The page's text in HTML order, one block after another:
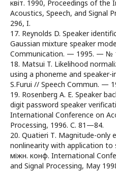
квіт. 1990, Proceedings of
Acoustics, Speech, and Signal
296, I.
17. Reynolds D. Speaker
Gaussian mixture speaker
Communication. — 1995. — №
18. Matsui T. Likelihood
using a phoneme and
S.Furui // Speech Commun.
19. Rosenberg A. E. Speaker
digit password speaker
International Conference on
Processing, 1996. С. 81—84.
20. Quatieri Т. Magnitude-only
nonlinearity with application to
міжн. конф. International
and Signal Processing, May